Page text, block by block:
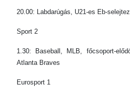
20.00: Labdarúgás, U21-es Eb-
Sport 2
1.30: Baseball, MLB, főcsoport-
Atlanta Braves
Eurosport 1